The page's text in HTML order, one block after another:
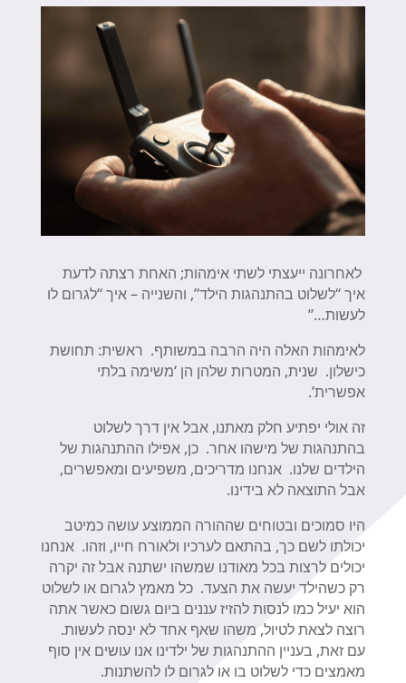
לאחרונה ייעצתי לשתי אימהות; האחת רצתה לדעת
איך “לשלוט בהתנהגות הילד”, והשנייה – איך “לגרום לו
לעשות…”
לאימהות האלה היה הרבה במשותף. ראשית: תחושת
כישלון. שנית, המטרות שלהן הן ‘משימה בלתי
אפשרית’.
זה אולי יפתיע חלק מאתנו, אבל אין דרך לשלוט
בהתנהגות של מישהו אחר. כן, אפילו ההתנהגות של
הילדים שלנו. אנחנו מדריכים, משפיעים ומאפשרים,
אבל התוצאה לא בידינו.
היו סמוכים ובטוחים שההורה הממוצע עושה כמיטב
יכולתו לשם כך, בהתאם לערכיו ולאורח חייו, וזהו. אנחנו
יכולים לרצות בכל מאודנו שמשהו ישתנה אבל זה יקרה
רק כשהילד יעשה את הצעד. כל מאמץ לגרום או לשלוט
הוא יעיל כמו לנסות להזיז עננים ביום גשום כאשר אתה
רוצה לצאת לטיול, משהו שאף אחד לא ינסה לעשות.
עם זאת, בעניין ההתנהגות של ילדינו אנו עושים אין סוף
מאמצים כדי לשלוט בו או לגרום לו להשתנות.